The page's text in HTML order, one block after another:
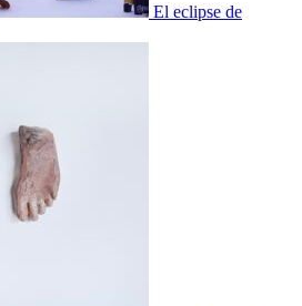
El eclipse de